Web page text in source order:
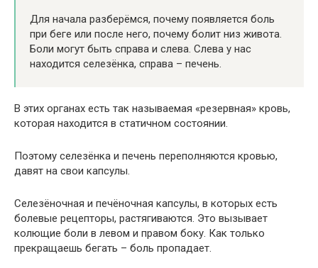
Для начала разберёмся, почему появляется боль
при беге или после него, почему болит низ живота.
Боли могут быть справа и слева. Слева у нас
находится селезёнка, справа – печень.
В этих органах есть так называемая «резервная» кровь,
которая находится в статичном состоянии.
Поэтому селезёнка и печень переполняются кровью,
давят на свои капсулы.
Селезёночная и печёночная капсулы, в которых есть
болевые рецепторы, растягиваются. Это вызывает
колющие боли в левом и правом боку. Как только
прекращаешь бегать – боль пропадает.